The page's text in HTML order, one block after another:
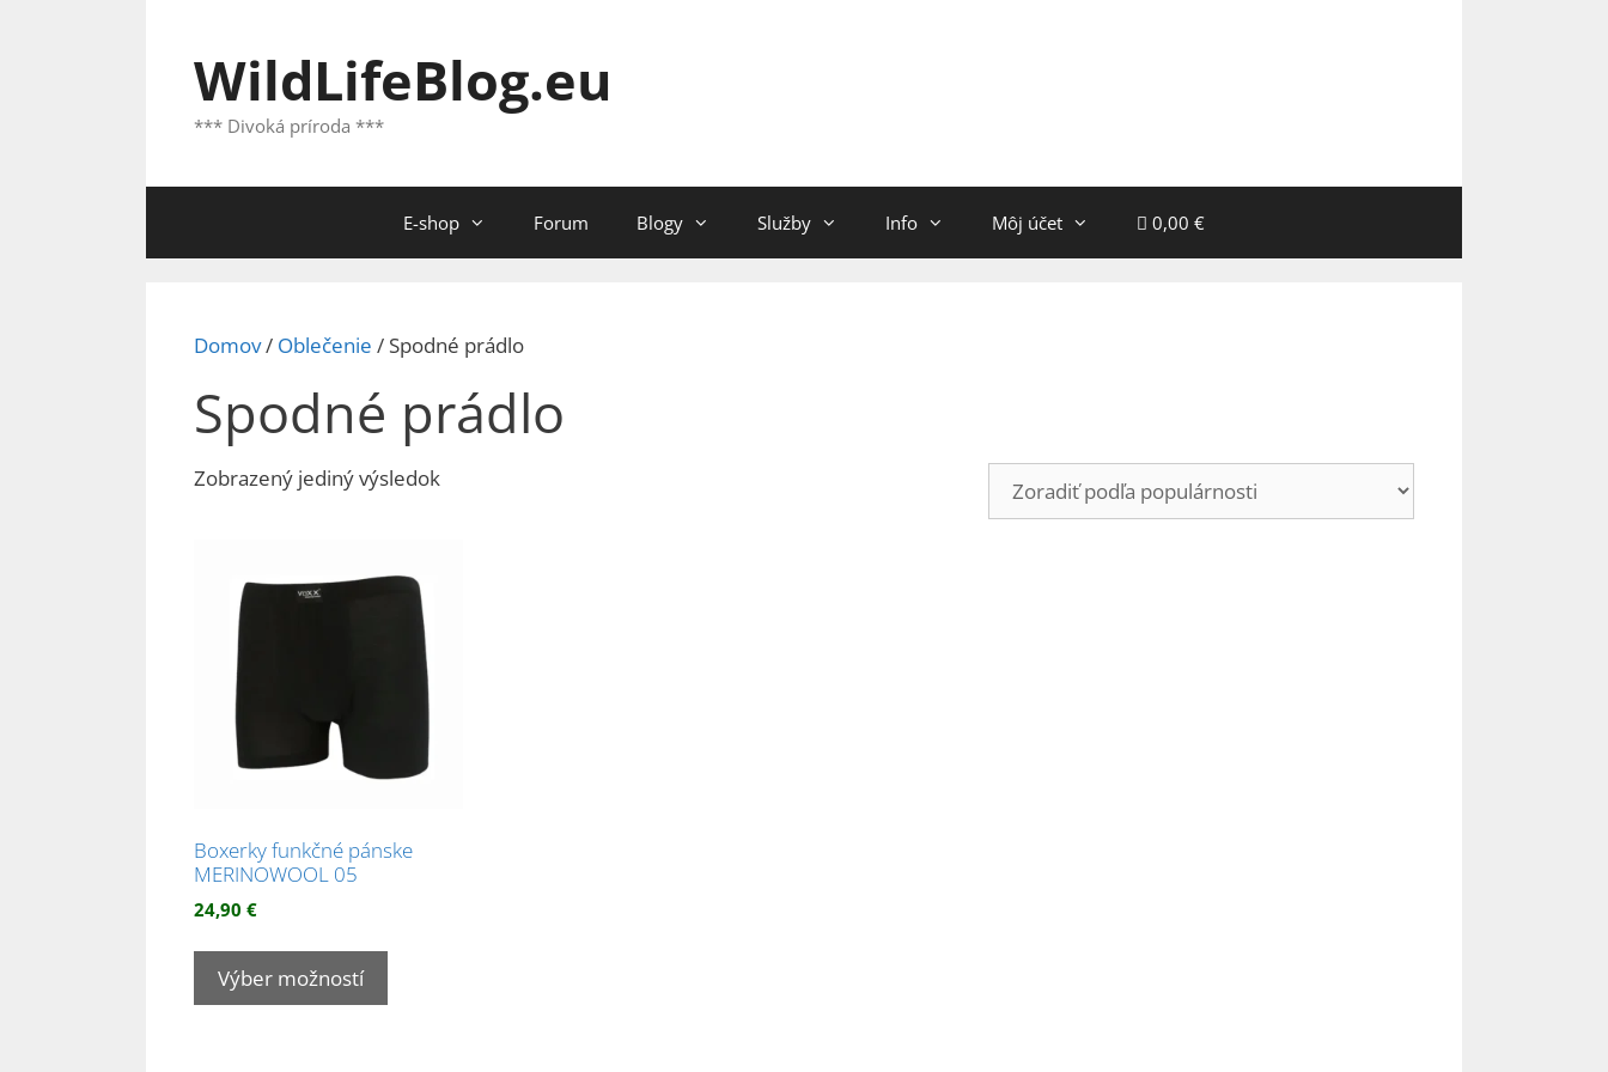
WildLifeBlog.eu
*** Divoká príroda ***
E-shop Forum Blogy Služby Info Môj účet 0,00 €
Domov/ Oblečenie / Spodné prádlo
Spodné prádlo
Zobrazený jediný výsledok
Boxerky funkčné pánske
MERINOWOOL 05
24,90 €
Výber možností
Tento
má